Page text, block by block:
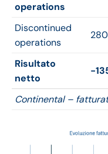
operations
Discontinued
operations
280
Risultato
netto
-
Continental –